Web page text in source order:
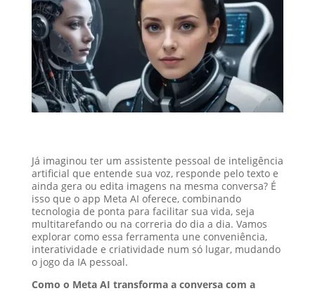
Já imaginou ter um assistente pessoal de inteligência
artificial que entende sua voz, responde pelo texto e
ainda gera ou edita imagens na mesma conversa? É
isso que o app Meta AI oferece, combinando
tecnologia de ponta para facilitar sua vida, seja
multitarefando ou na correria do dia a dia. Vamos
explorar como essa ferramenta une conveniência,
interatividade e criatividade num só lugar, mudando
o jogo da IA pessoal.
Como o Meta AI transforma a conversa com a